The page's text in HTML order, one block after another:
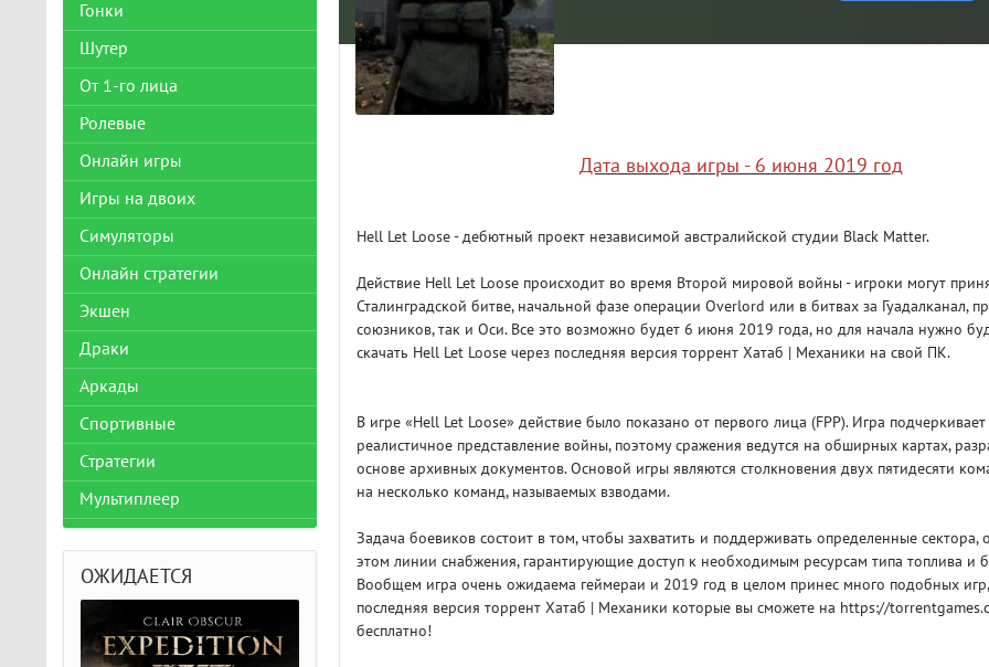
Дата выхода игры - 6 июня 2019 год
Hell Let Loose - дебютный проект независимой австралийской студии Black Matter.
Действие Hell Let Loose происходит во время Второй мировой войны - игроки могут
Сталинградской битве, начальной фазе операции Overlord или в битвах за Гуадалканал,
союзников, так и Оси. Все это возможно будет 6 июня 2019 года, но для начала нужно
скачать Hell Let Loose через последняя версия торрент Хатаб | Механики на свой ПК.
В игре «Hell Let Loose» действие было показано от первого лица (FPP). Игра
реалистичное представление войны, поэтому сражения ведутся на обширных картах,
основе архивных документов. Основой игры являются столкновения двух пятидесяти
на несколько команд, называемых взводами.
Задача боевиков состоит в том, чтобы захватить и поддерживать определенные сектора,
этом линии снабжения, гарантирующие доступ к необходимым ресурсам типа топлива и
Вообщем игра очень ожидаема геймераи и 2019 год в целом принес много подобных игр,
последняя версия торрент Хатаб | Механики которые вы сможете на https://
бесплатно!
Гонки
Шутер
От 1-го лица
Ролевые
Онлайн игры
Игры на двоих
Симуляторы
Онлайн стратегии
Экшен
Драки
Аркады
Спортивные
Стратегии
Мультиплеер
ОЖИДАЕТСЯ
ELDEN RING ДОПОЛНЕНИЕ
SHADOW OF THE ERDTREE